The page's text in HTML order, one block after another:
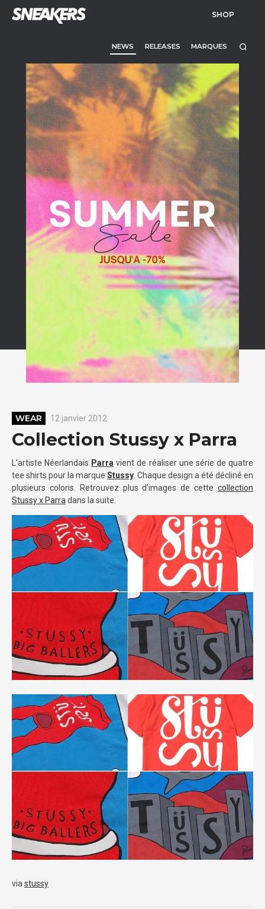
SHOP
NEWS RELEASES MARQUES
WEAR 12 janvier 2012
Collection Stussy x Parra
L’artiste Néerlandais Parra vient de réaliser une série de quatre
tee shirts pour la marque Stussy . Chaque design a été décliné en
plusieurs coloris. Retrouvez plus d’images de cette collection
Stussy x Parra dans la suite.
via stussy